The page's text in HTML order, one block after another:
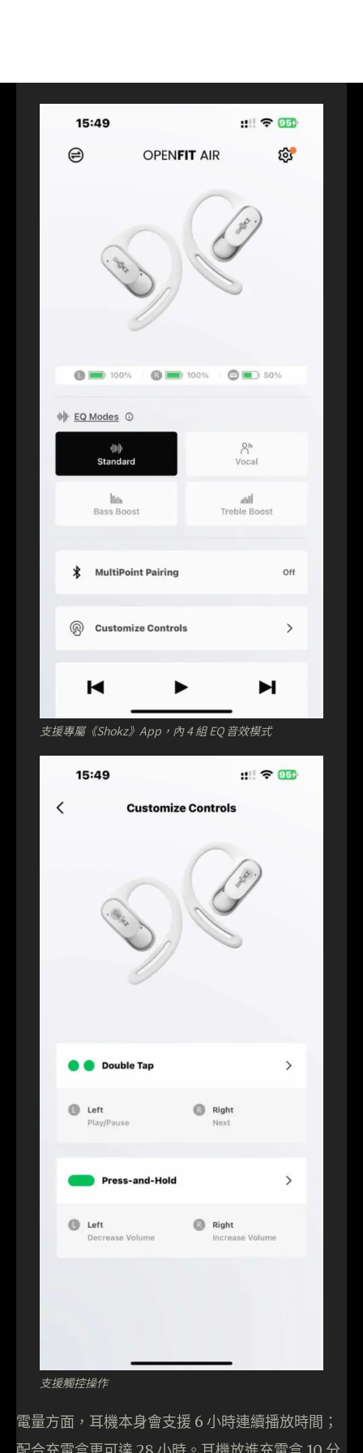
支援專屬《Shokz》App，內 4 組 EQ 音效模式
支援觸控操作
電量方面，耳機本身會支援 6 小時連續播放時間；